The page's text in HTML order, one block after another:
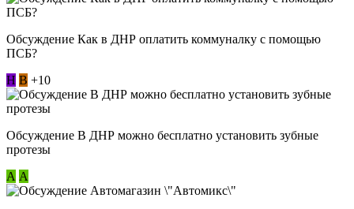
Обсуждение Как в ДНР оплатить коммуналку с помощью
ПСБ?
Н В +10
Обсуждение В ДНР можно бесплатно установить зубные
протезы
А А